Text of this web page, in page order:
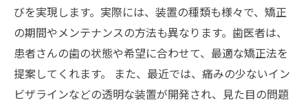
びを実現します。実際には、装置の種類も様々で、矯正
の期間やメンテナンスの方法も異なります。歯医者は、
患者さんの歯の状態や希望に合わせて、最適な矯正法を
提案してくれます。 また、最近では、痛みの少ないイン
ビザラインなどの透明な装置が開発され、見た目の問題